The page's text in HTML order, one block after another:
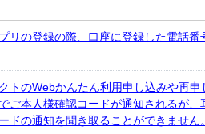
リの登録の際、口座に登録した電話
トのWebかんたん利用申し込みや再
ご本人様確認コードが通知されるが
ドの通知を聞き取ることができません